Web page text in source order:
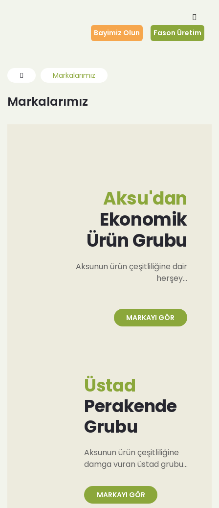
Bayimiz Olun Fason Üretim
Markalarımız
Markalarımız
Aksu'dan
Ekonomik
Ürün Grubu
Aksunun ürün çeşitliliğine dair
herşey…
MARKAYI GÖR
Üstad
Perakende
Grubu
Aksunun ürün çeşitliliğine
damga vuran üstad grubu…
MARKAYI GÖR